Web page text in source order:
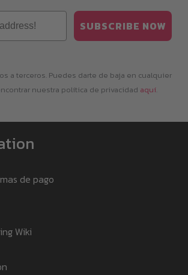
SUBSCRIBE NOW
a terceros. Puedes darte de baja en cualquier
nuestra política de privacidad aquí.
de pago
Wiki